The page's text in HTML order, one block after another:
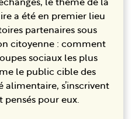
le thème de la
a été en premier lieu
partenaires sous
citoyenne : comment
sociaux les plus
le public cible des
alimentaire, s’inscrivent
pensés pour eux.